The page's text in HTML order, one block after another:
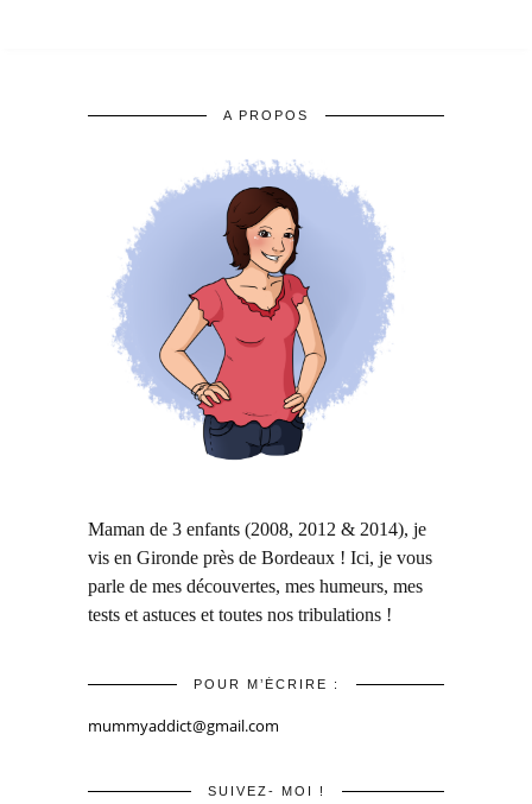
A PROPOS
Maman de 3 enfants (2008, 2012 & 2014), je
vis en Gironde près de Bordeaux ! Ici, je vous
parle de mes découvertes, mes humeurs, mes
tests et astuces et toutes nos tribulations !
POUR M’ÉCRIRE :
mummyaddict@gmail.com
SUIVEZ- MOI !